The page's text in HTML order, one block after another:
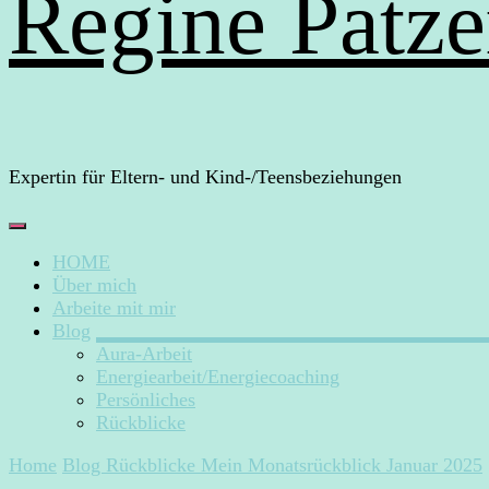
Regine
Expertin für Eltern- und Kind-/Teensbeziehungen
HOME
Über mich
Arbeite mit mir
Blog
Aura-Arbeit
Energiearbeit/Energiecoaching
Persönliches
Rückblicke
Home Blog Rückblicke Mein Monatsrückblick Januar 2025